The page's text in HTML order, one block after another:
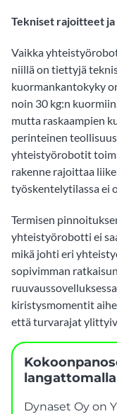
Tekniset rajoitteet ja
Vaikka
niillä on tiettyjä
kuormankantokyky
noin 30 kg:n
mutta raskaampien
perinteinen
yhteistyörobotit
rakenne rajoittaa
työskentelytilassa ei
Termisen
yhteistyörobotti ei
mikä johti eri
sopivimman
kiristysmomentit
että turvarajat
Dynaset Oy on